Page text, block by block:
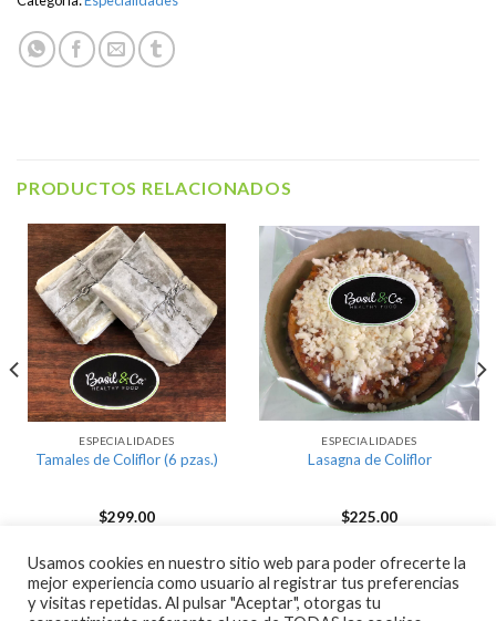
PRODUCTOS RELACIONADOS
ESPECIALIDADES
Tamales de Coliflor (6 pzas.)
$299.00
ESPECIALIDADES
Lasagna de Coliflor
$225.00
Usamos cookies en nuestro sitio web para poder ofrecerte la
mejor experiencia como usuario al registrar tus preferencias
y visitas repetidas. Al pulsar "Aceptar", otorgas tu